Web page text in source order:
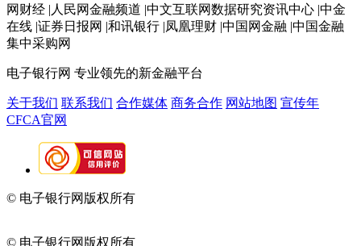
网财经 |人民网金融频道 |中文互联网数据研究资讯中心 |中金
在线 |证券日报网 |和讯银行 |凤凰理财 |中国网金融 |中国金融
集中采购网
电子银行网 专业领先的新金融平台
关于我们 联系我们 合作媒体 商务合作 网站地图 宣传年
CFCA官网
© 电子银行网版权所有
© 电子银行网版权所有